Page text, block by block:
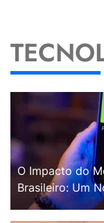
O Impacto do
Brasileiro: Um